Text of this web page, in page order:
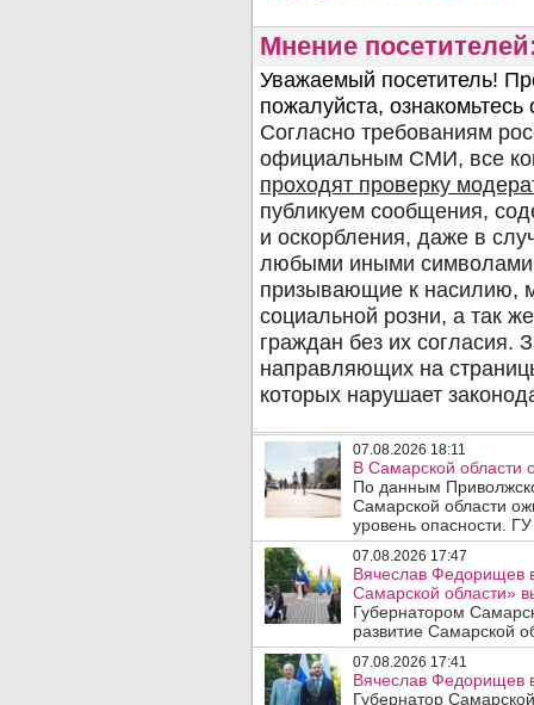
Мнение
07.08.2026 18:11
В Самарской области
По данным
Самарской области
уровень опасности.
07.08.2026 17:47
Вячеслав Федорищев
Самарской области»
Губернатором
развитие Самарской
07.08.2026 17:41
Вячеслав Федорищев
Губернатор